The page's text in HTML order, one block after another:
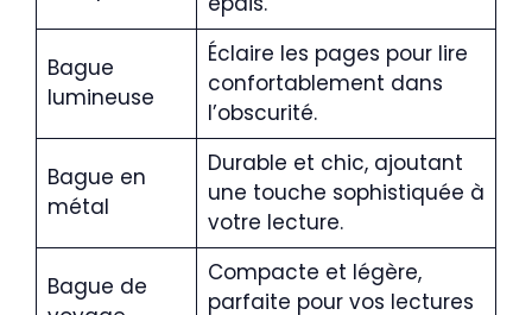
Bague
lumineuse
Éclaire les pages pour lire
confortablement dans
l’obscurité.
Bague en
métal
Durable et chic, ajoutant
une touche sophistiquée à
votre lecture.
Bague de
Compacte et légère,
parfaite pour vos lectures